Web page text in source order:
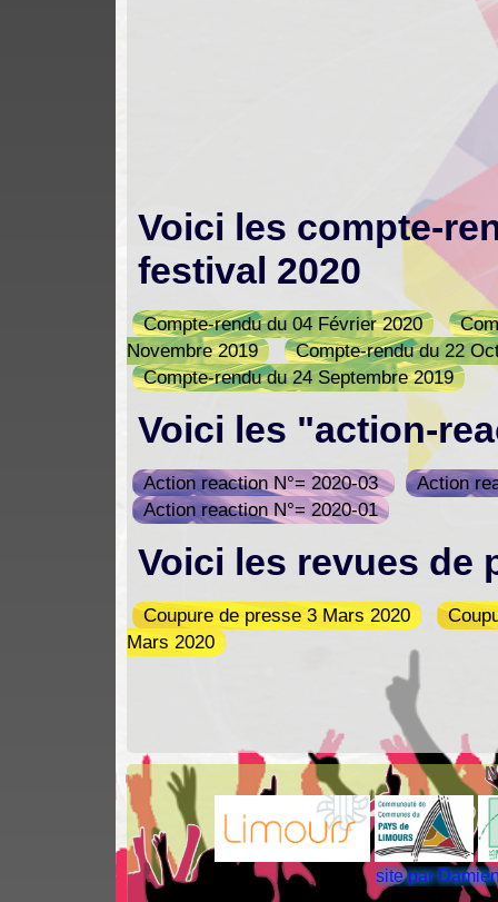
Voici les compte-
festival 2020
Compte-rendu du 04 Février 2020
Novembre 2019
Compte-rendu du 22
Compte-rendu du 24 Septembre 2019
Voici les "action-
Action reaction N°= 2020-03
Action
Action reaction N°= 2020-01
Voici les revues de
Coupure de presse 3 Mars 2020
Mars 2020
site par